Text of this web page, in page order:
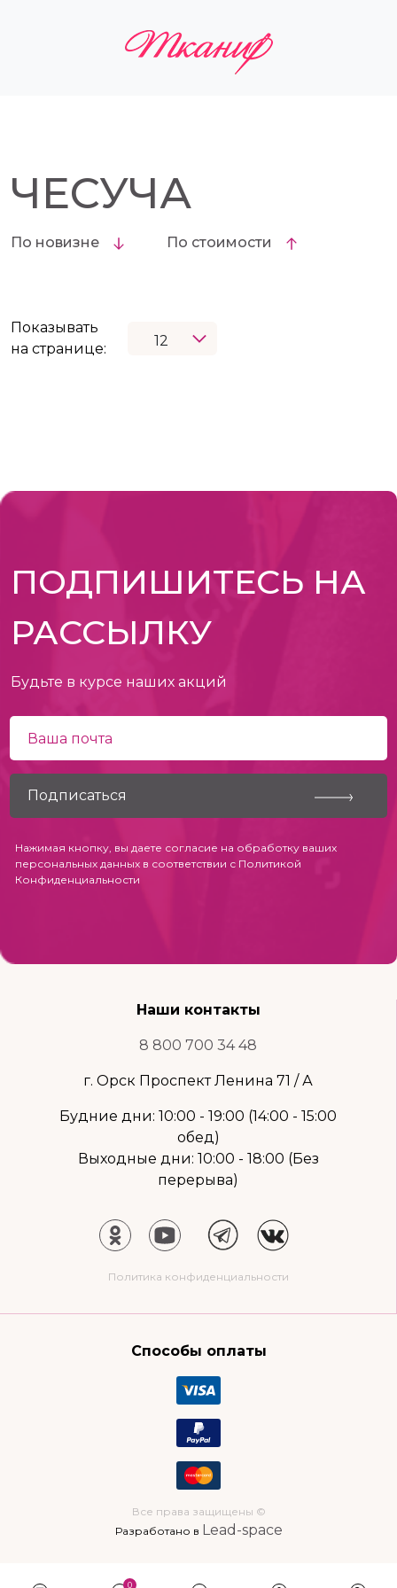
ЧЕСУЧА
По новизне По стоимости
Показывать
на странице:
ПОДПИШИТЕСЬ НА
РАССЫЛКУ
Будьте в курсе наших акций
Нажимая кнопку, вы даете согласие на обработку ваших
персональных данных в соответствии с Политикой
Конфиденциальности
Наши контакты
8 800 700 34 48
г. Орск Проспект Ленина 71 / А
Будние дни: 10:00 - 19:00 (14:00 - 15:00
обед)
Выходные дни: 10:00 - 18:00 (Без
перерыва)
Политика конфиденциальности
Способы оплаты
Все права защищены ©
Разработано в Lead-space
0